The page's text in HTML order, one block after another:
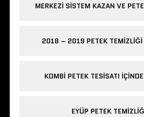
MERKEZI SISTEM KAZAN VE
2018 – 2019 PETEK TEMIZLIĞI
KOMBI PETEK TESISATI
EYÜP PETEK